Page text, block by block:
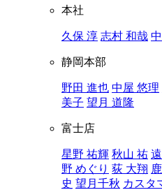
本社
久保 淳 志村 和哉
静岡本部
野田 進也 中屋 悠理
美子 望月 道隆
富士店
星野 祐輝 秋山 祐
野 めぐり 荻 大翔
史 望月千秋 カスタ